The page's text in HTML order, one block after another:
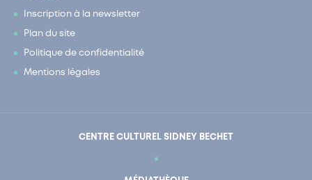
Inscription à la newsletter
Plan du site
Politique de confidentialité
Mentions légales
CENTRE CULTUREL SIDNEY BECHET